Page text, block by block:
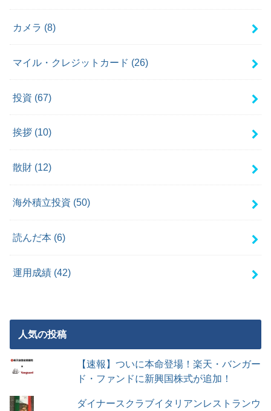
カメラ (8)
マイル・クレジットカード (26)
投資 (67)
挨拶 (10)
散財 (12)
海外積立投資 (50)
読んだ本 (6)
運用成績 (42)
人気の投稿
【速報】ついに本命登場！楽天・バンガー
ド・ファンドに新興国株式が追加！
ダイナースクラブイタリアンレストランウ